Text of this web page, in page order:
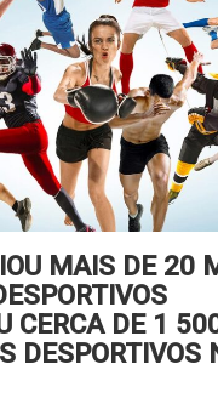
MAIS DE 20
CERCA DE 1
DESPORTIVOS